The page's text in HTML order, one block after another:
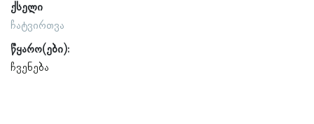
ქსელი
ჩატვირთვა
წყარო(ები):
ჩვენება